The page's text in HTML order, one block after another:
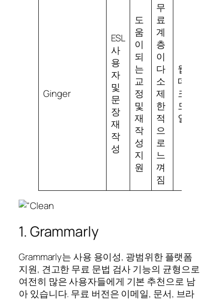
Ginger
ESL
사
용
자
및
문
장
재
작
성
도
움
이
되
는
교
정
및
재
작
성
지
원
무
료
계
층
이
다
소
제
한
적
으
로
느
껴
짐
웹,
데스
크탑,
모바
일
1. Grammarly
Grammarly는 사용 용이성, 광범위한 플랫폼
지원, 견고한 무료 문법 검사 기능의 균형으로
여전히 많은 사용자들에게 기본 추천으로 남
아 있습니다. 무료 버전은 이메일, 문서, 브라